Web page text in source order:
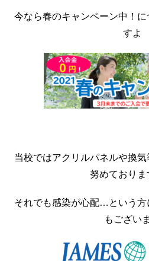
今なら春のキャンペーン中！
すよ
当校ではアクリルパネルや換
努めておりま
それでも感染が心配…という方
もござい